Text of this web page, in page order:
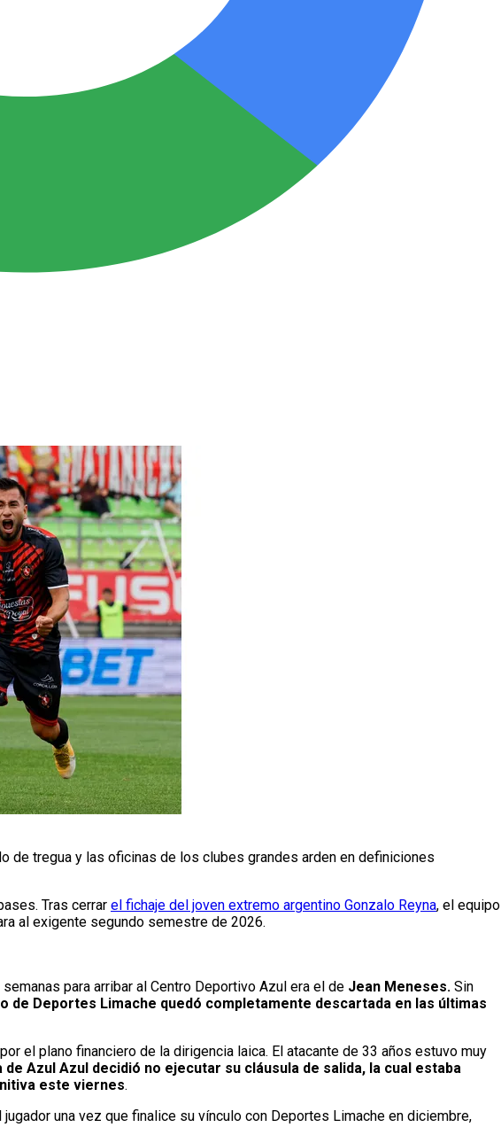
de tregua y las oficinas de los clubes grandes arden en definiciones
Tras cerrar el fichaje del joven extremo argentino Gonzalo Reyna, el equipo
al exigente segundo semestre de 2026.
para arribar al Centro Deportivo Azul era el de Jean Meneses. Sin
de Deportes Limache quedó completamente descartada en las últimas
el plano financiero de la dirigencia laica. El atacante de 33 años estuvo muy
Azul Azul decidió no ejecutar su cláusula de salida, la cual estaba
este viernes.
una vez que finalice su vínculo con Deportes Limache en diciembre,